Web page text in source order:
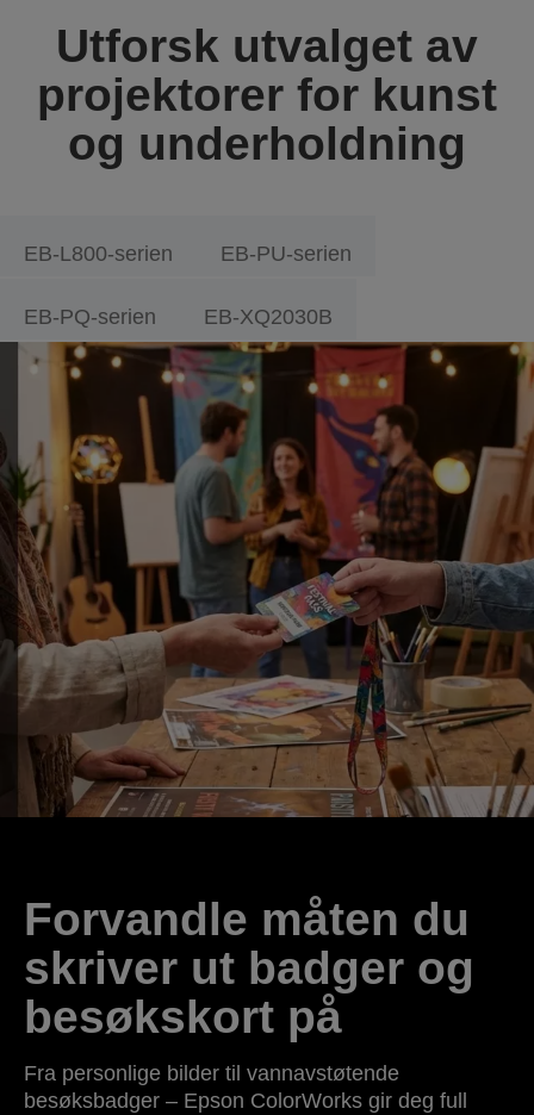
Utforsk utvalget av
projektorer for kunst
og underholdning
EB-L800-serien EB-PU-serien
EB-PQ-serien EB-XQ2030B
Forvandle måten du
skriver ut badger og
besøkskort på
Fra personlige bilder til vannavstøtende
besøksbadger – Epson ColorWorks gir deg full